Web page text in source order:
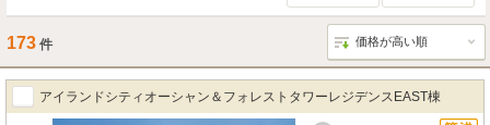
173 件
アイランドシティオーシャン＆フォレストタワーレジデンスEAST棟